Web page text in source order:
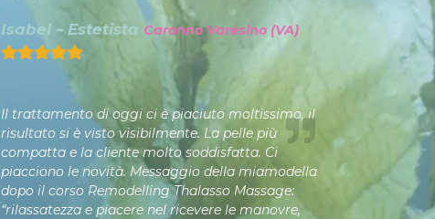
Isabel – Estetista Caronno Varesino (VA)
Il trattamento di oggi ci è piaciuto moltissimo, il
risultato si è visto visibilmente. La pelle più
compatta e la cliente molto soddisfatta. Ci
piacciono le novità. Messaggio della miamodella
dopo il corso Remodelling Thalasso Massage:
“rilassatezza e piacere nel ricevere le manovre,